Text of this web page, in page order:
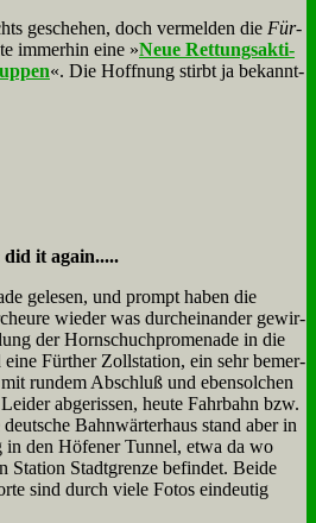
ge­sche­hen, doch ver­mel­den die Für­
im­mer­hin ei­ne »Neue Ret­tungs­ak­ti­
«. Die Hoff­nung stirbt ja be­kannt­
it again.....
ge­le­sen, und prompt ha­ben die
wie­der was durch­ein­an­der ge­wir­
der Horn­schuch­pro­me­na­de in die
ei­ne Für­ther Zoll­sta­ti­on, ein sehr be­mer­
run­dem Ab­schluß und eben­sol­chen
ab­ge­ris­sen, heu­te Fahr­bahn bzw.
Bahn­wär­ter­haus stand aber in
in den Hö­fe­ner Tun­nel, et­wa da wo
Sta­ti­on Stadt­gren­ze be­fin­det. Bei­de
sind durch vie­le Fo­tos ein­deu­tig